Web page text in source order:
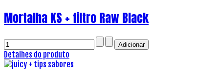
Mortalha KS + filtro Raw Black
Detalhes do produto